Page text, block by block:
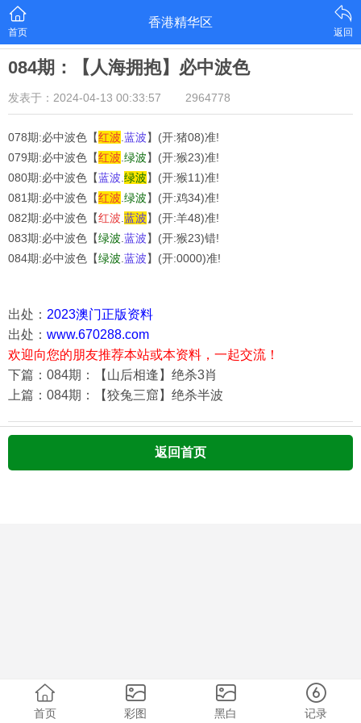
首页
香港精华区
返回
084期：【人海拥抱】必中波色
发表于：2024-04-13 00:33:57 2964778
078期:必中波色【红波 蓝波】(开:猪08)准!
079期:必中波色【红波 绿波】(开:猴23)准!
080期:必中波色【蓝波 绿波】(开:猴11)准!
081期:必中波色【红波 绿波】(开:鸡34)准!
082期:必中波色【红波 蓝波】(开:羊48)准!
083期:必中波色【绿波 蓝波】(开:猴23)错!
084期:必中波色【绿波 蓝波】(开:0000)准!
出处： 2023澳门正版资料
出处： www.670288.com
欢迎向您的朋友推荐本站或本资料，一起交流！
下篇：084期：【山后相逢】绝杀3肖
上篇：084期：【狡兔三窟】绝杀半波
返回首页
首页 彩图 黑白 记录